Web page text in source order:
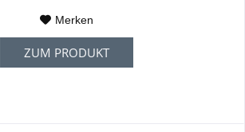
Merken
ZUM PRODUKT